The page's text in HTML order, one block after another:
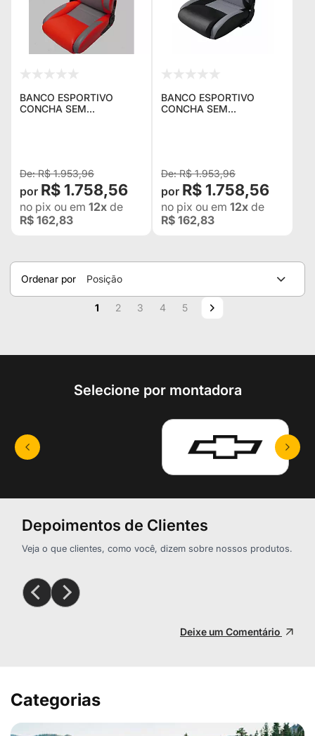
BANCO ESPORTIVO
CONCHA SEM
OS VEÍCULOS
R$ 1.953,96
R$ 1.758,56
no pix ou em 12x de
R$ 162,83
BANCO ESPORTIVO
CONCHA SEM
R$ 1.953,96
R$ 1.758,56
no pix ou em 12x de
R$ 162,83
Ordenar por
Posição
Página
Você esta lendo a pagina
1 Página
2 Página
3 Página
4 Página
5 Página
Próximo
Selecione por montadora
Depoimentos de Clientes
Veja o que clientes, como você, dizem sobre nossos produtos.
Deixe um Comentário
Categorias